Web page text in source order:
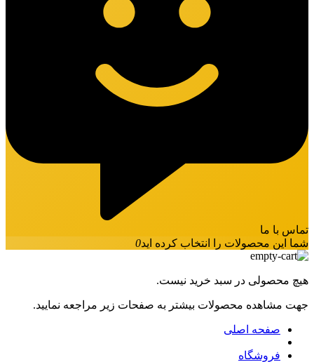
تماس با ما
شما این محصولات را انتخاب کرده اید0
هیچ محصولی در سبد خرید نیست.
جهت مشاهده محصولات بیشتر به صفحات زیر مراجعه نمایید.
صفحه اصلی
فروشگاه